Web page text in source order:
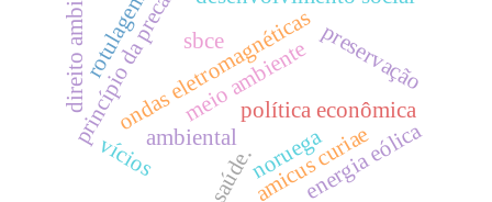
ambiental noruega
meio ambiente
ondas eletromagnéticas
princípio da precaução
saúde.
preservação
política econômica
direito ambiental
amicus curiae
energia eólica
sbce
vícios
rotulagem